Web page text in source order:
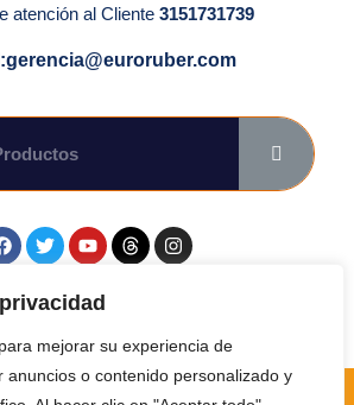
mejorar su experiencia de
anuncios o contenido personalizado y
atención al Cliente 3151731739
reservados por Euroruber SAS 2024